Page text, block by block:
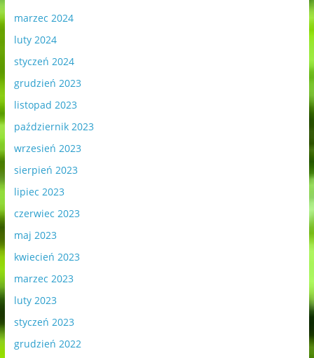
marzec 2024
luty 2024
styczeń 2024
grudzień 2023
listopad 2023
październik 2023
wrzesień 2023
sierpień 2023
lipiec 2023
czerwiec 2023
maj 2023
kwiecień 2023
marzec 2023
luty 2023
styczeń 2023
grudzień 2022